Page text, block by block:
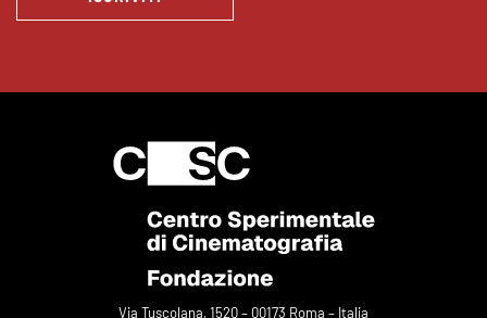
Via Tuscolana, 1520 – 00173 Roma – Italia